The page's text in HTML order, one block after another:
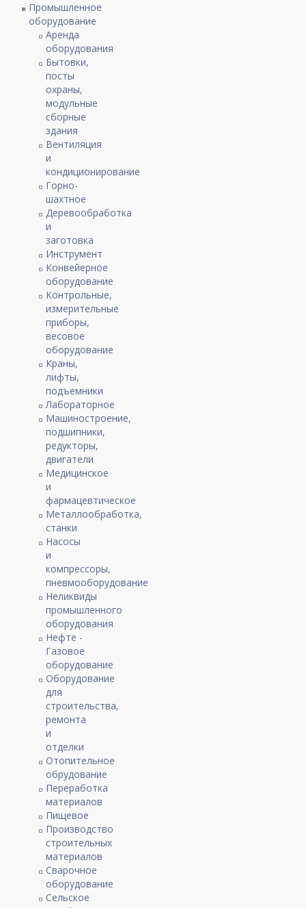
Промышленное
оборудование
Аренда
оборудования
Бытовки,
посты
охраны,
модульные
сборные
здания
Вентиляция
и
кондиционирование
Горно-
шахтное
Деревообработка
и
заготовка
Инструмент
Конвейерное
оборудование
Контрольные,
измерительные
приборы,
весовое
оборудование
Краны,
лифты,
подъемники
Лабораторное
Машиностроение,
подшипники,
редукторы,
двигатели
Медицинское
и
фармацевтическое
Металлообработка,
станки
Насосы
и
компрессоры,
пневмооборудование
Неликвиды
промышленного
оборудования
Нефте -
Газовое
оборудование
Оборудование
для
строительства,
ремонта
и
отделки
Отопительное
обрудование
Переработка
материалов
Пищевое
Производство
строительных
материалов
Сварочное
оборудование
Сельское